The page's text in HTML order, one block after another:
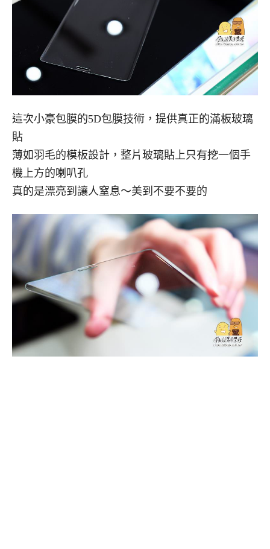
這次小豪包膜的5D包膜技術，提供真正的滿板玻璃
貼
薄如羽毛的模板設計，整片玻璃貼上只有挖一個手
機上方的喇叭孔
真的是漂亮到讓人窒息～美到不要不要的